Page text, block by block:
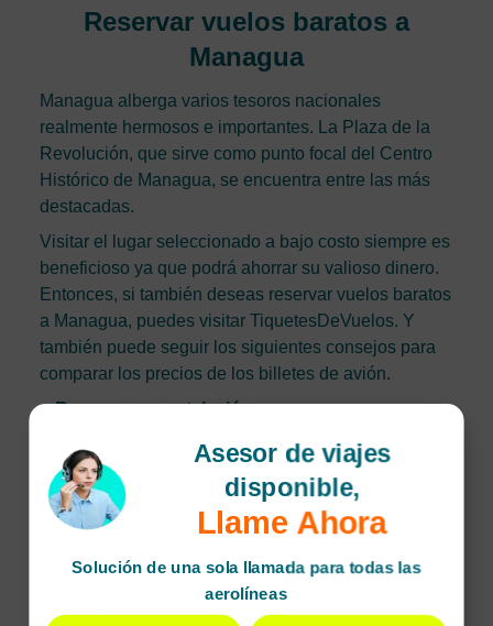
Reservar vuelos baratos a
Managua
Managua alberga varios tesoros nacionales
realmente hermosos e importantes. La Plaza de la
Revolución, que sirve como punto focal del Centro
Histórico de Managua, se encuentra entre las más
destacadas.
Visitar el lugar seleccionado a bajo costo siempre es
beneficioso ya que podrá ahorrar su valioso dinero.
Entonces, si también deseas reservar vuelos baratos
a Managua, puedes visitar TiquetesDeVuelos. Y
también puede seguir los siguientes consejos para
comparar los precios de los billetes de avión.
●Reserve con antelación
Los vuelos suelen costar menos cuanto antes los
compre y, a medida que se acerca la fecha de salida,
el costo aumentará rápidamente. Intenta hacer tus
reservas con la mayor antelación posible, al menos 6
de bajo coste a Managua. Si te gusta ser impulsivo,
no siempre es sencillo hacerlo, pero te puede
Asesor de viajes
disponible,
Llame Ahora
Solución de una sola llamada para todas las
aerolíneas